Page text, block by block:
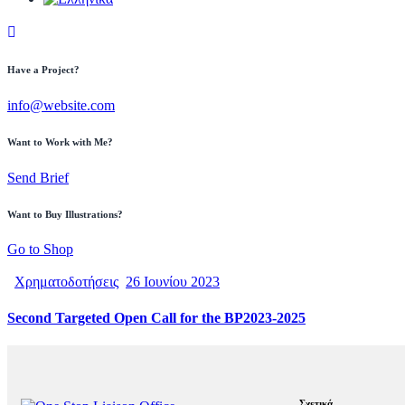
Have a Project?
info@website.com
Want to Work with Me?
Send Brief
Want to Buy Illustrations?
Go to Shop
Χρηματοδοτήσεις 26 Ιουνίου 2023
Second Targeted Open Call for the BP2023-2025